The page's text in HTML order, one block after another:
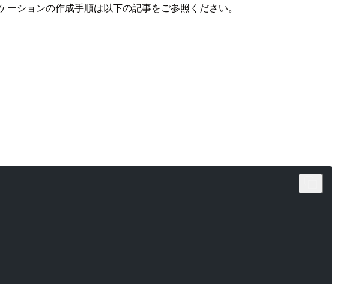
ションの作成手順は以下の記事をご参照ください。